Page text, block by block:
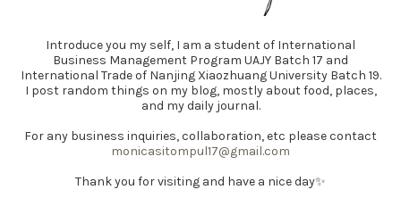
Introduce you my self, I am a student of International
Business Management Program UAJY Batch 17 and
International Trade of Nanjing Xiaozhuang University Batch 19.
I post random things on my blog, mostly about food, places,
and my daily journal.
For any business inquiries, collaboration, etc please contact
monicasitompul17@gmail.com
Thank you for visiting and have a nice day✨